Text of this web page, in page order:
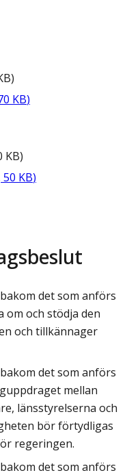
)
KB)
KB)
50 KB)
det som anförs
om och stödja den
och tillkännager
det som anförs
mellan
länsstyrelserna och
bör förtydligas
regeringen.
det som anförs